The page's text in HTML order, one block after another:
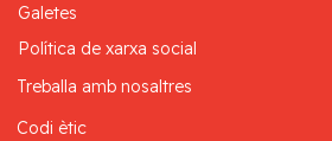
Galetes
Política de xarxa social
Treballa amb nosaltres
Codi ètic